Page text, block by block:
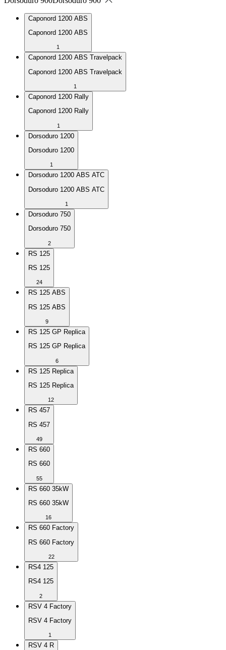
Caponord 1200 ABS
Caponord 1200 ABS
1
Caponord 1200 ABS Travelpack
Caponord 1200 ABS Travelpack
1
Caponord 1200 Rally
Caponord 1200 Rally
1
Dorsoduro 1200
Dorsoduro 1200
1
Dorsoduro 1200 ABS ATC
Dorsoduro 1200 ABS ATC
1
Dorsoduro 750
Dorsoduro 750
2
RS 125
RS 125
24
RS 125 ABS
RS 125 ABS
9
RS 125 GP Replica
RS 125 GP Replica
6
RS 125 Replica
RS 125 Replica
12
RS 457
RS 457
49
RS 660
RS 660
55
RS 660 35kW
RS 660 35kW
16
RS 660 Factory
RS 660 Factory
22
RS4 125
RS4 125
2
RSV 4 Factory
RSV 4 Factory
1
RSV 4 R